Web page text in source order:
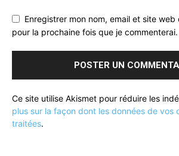
Enregistrer mon nom, email et site
pour la prochaine fois que je commenterai.
Ce site utilise Akismet pour réduire les
plus sur la façon dont les données de vos
traitées.